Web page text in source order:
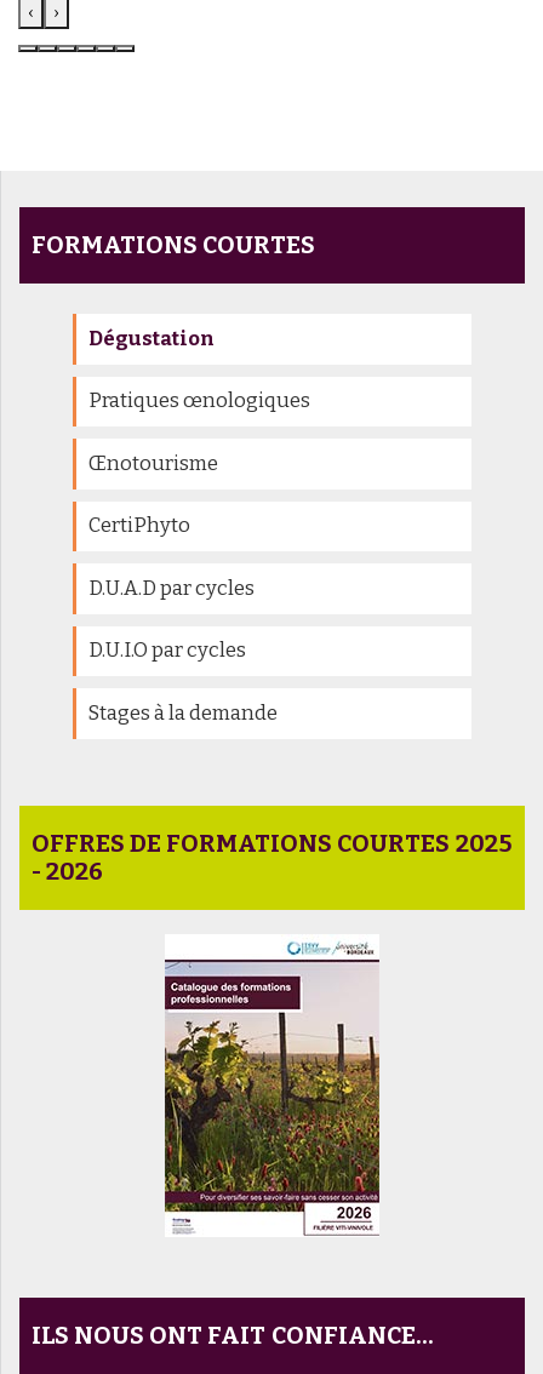
‹ ›
FORMATIONS COURTES
Dégustation
Pratiques œnologiques
Œnotourisme
CertiPhyto
D.U.A.D par cycles
D.U.I.O par cycles
Stages à la demande
OFFRES DE FORMATIONS COURTES 2025
- 2026
ILS NOUS ONT FAIT CONFIANCE...